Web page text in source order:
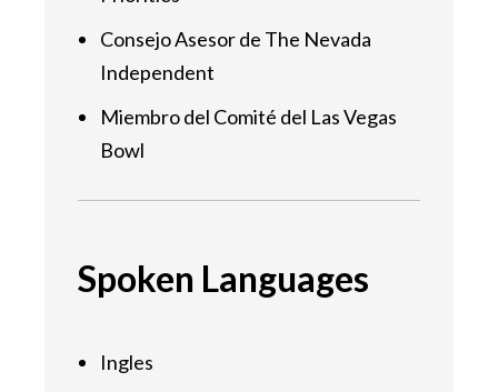
Consejo Asesor de The Nevada
Independent
Miembro del Comité del Las Vegas
Bowl
Spoken Languages
Ingles